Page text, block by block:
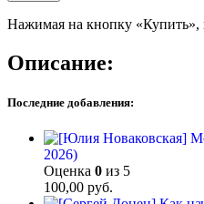
Нажимая на кнопку «Купить»,
Описание:
Последние добавления:
2026)
Оценка 0 из 5
100,00 руб.